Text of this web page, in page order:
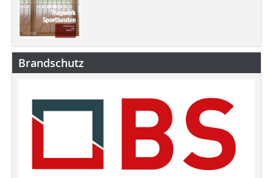
Brandschutz